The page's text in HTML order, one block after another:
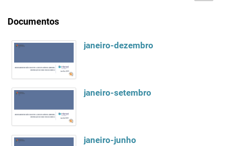
Documentos
janeiro-dezembro
janeiro-setembro
janeiro-junho